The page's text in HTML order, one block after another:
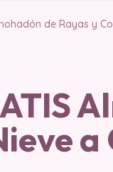
de Rayas y